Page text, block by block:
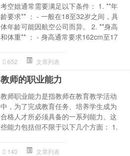
考空姐通常需要满足以下条件： 1. **年
龄要求** ： - 一般在18至32岁之间，具
体年龄可能因航空公司而异。 2. **身高
和体重** ： - 身高通常要求162cm至17
652 文章列表
教师的职业能力
教师职业能力是指教师在教育教学活动
中，为了完成教育任务、培养学生成为
合格人才所必须具备的一系列能力。这
些能力包括但不限于以下几个方面： 1.
140 文章列表